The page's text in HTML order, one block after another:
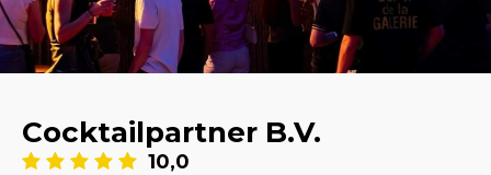
Cocktailpartner B.V.
10,0